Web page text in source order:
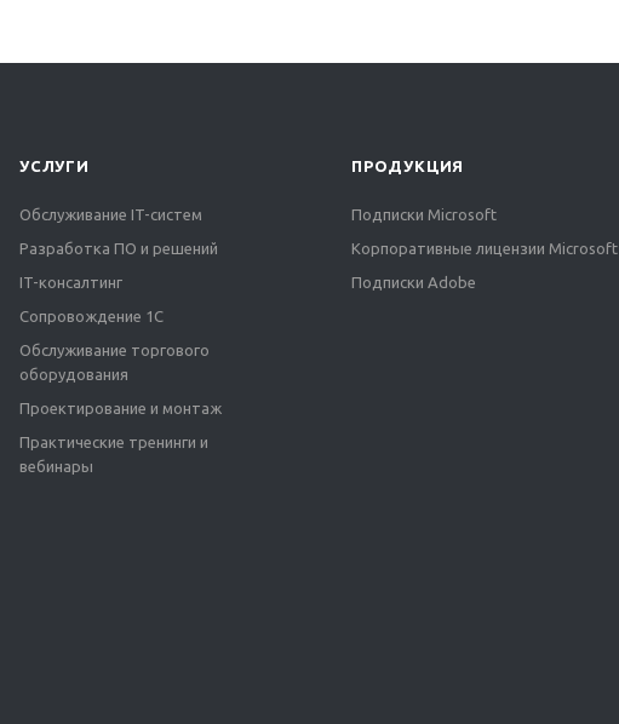
УСЛУГИ
Обслуживание IT-систем
Разработка ПО и решений
IT-консалтинг
Сопровождение 1С
Обслуживание торгового
оборудования
Проектирование и монтаж
Практические тренинги и
вебинары
ПРОДУКЦИЯ
Подписки Microsoft
Корпоративные лицензии Microsoft
Подписки Adobe